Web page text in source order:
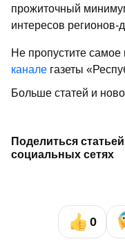
прожиточный
интересов регионов-
Не пропустите самое
канале газеты
Больше статей и
Поделиться
социальных сетях
0